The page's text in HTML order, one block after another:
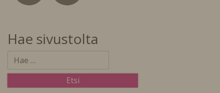
Hae sivustolta